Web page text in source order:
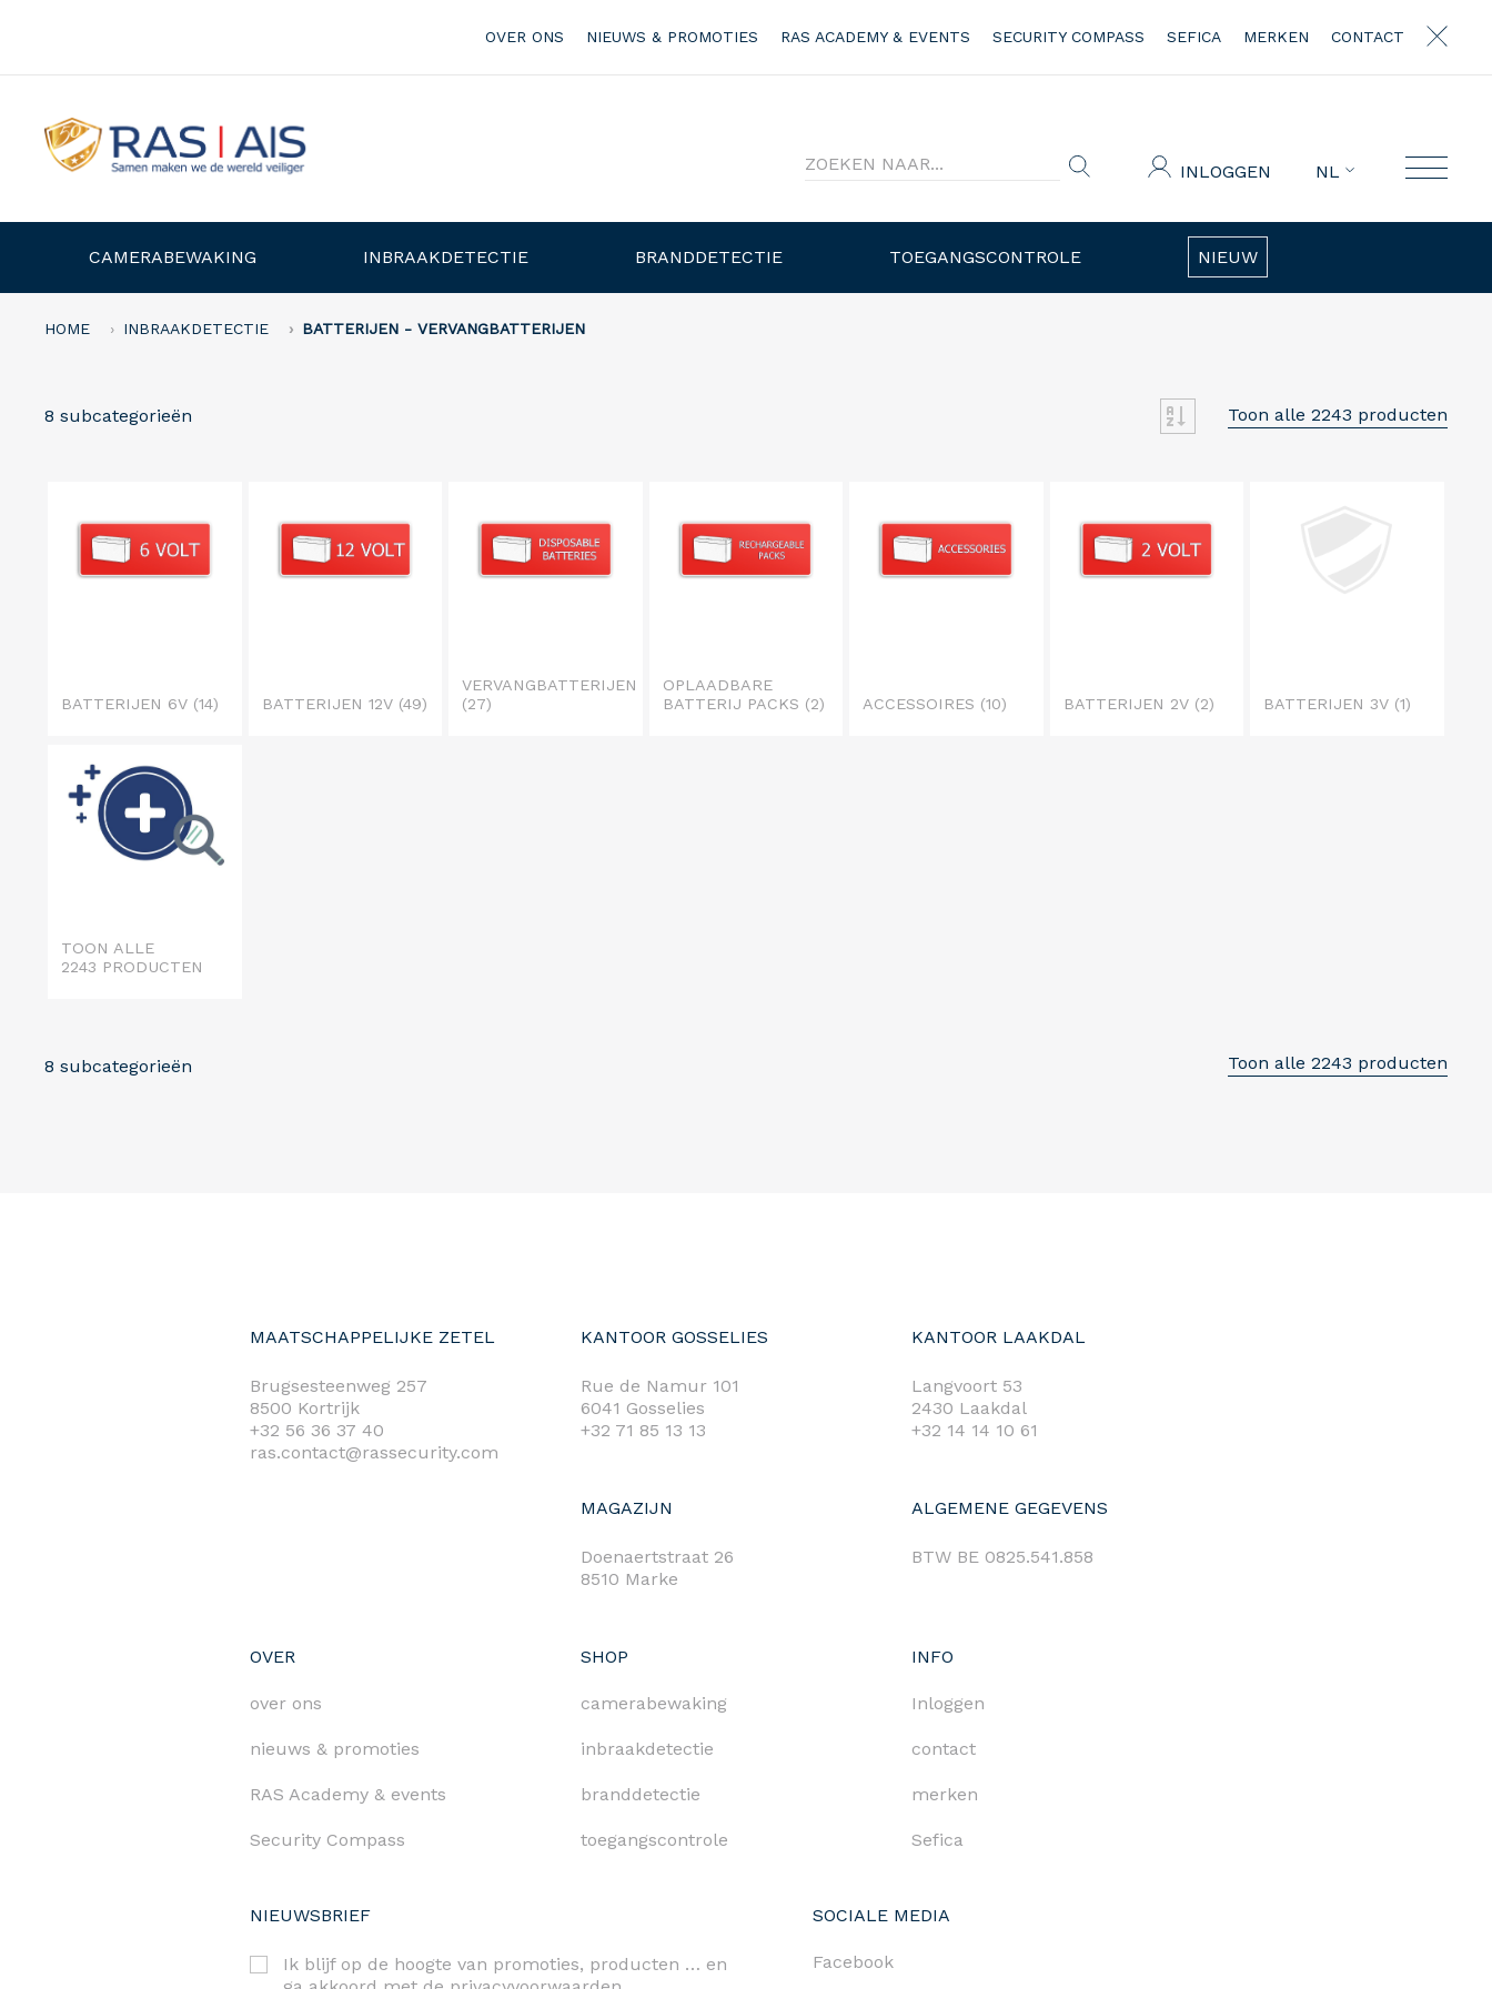
OVER ONS NIEUWS & PROMOTIES RAS ACADEMY & EVENTS SECURITY COMPASS SEFICA MERKEN CONTACT
INLOGGEN NL
CAMERABEWAKING INBRAAKDETECTIE BRANDDETECTIE TOEGANGSCONTROLE NIEUW
HOME INBRAAKDETECTIE BATTERIJEN - VERVANGBATTERIJEN
8 subcategorieën Toon alle 2243 producten
BATTERIJEN 6V (14) BATTERIJEN 12V (49)
VERVANGBATTERIJEN
(27)
OPLAADBARE
BATTERIJ PACKS (2) ACCESSOIRES (10) BATTERIJEN 2V (2) BATTERIJEN 3V (1)
TOON ALLE
2243 PRODUCTEN
8 subcategorieën Toon alle 2243 producten
MAATSCHAPPELIJKE ZETEL
Brugsesteenweg 257
8500 Kortrijk
+32 56 36 37 40
ras.contact@rassecurity.com
KANTOOR GOSSELIES
Rue de Namur 101
6041 Gosselies
+32 71 85 13 13
KANTOOR LAAKDAL
Langvoort 53
2430 Laakdal
+32 14 14 10 61
MAGAZIJN
Doenaertstraat 26
8510 Marke
ALGEMENE GEGEVENS
BTW BE 0825.541.858
OVER
over ons
nieuws & promoties
RAS Academy & events
Security Compass
SHOP
camerabewaking
inbraakdetectie
branddetectie
toegangscontrole
INFO
Inloggen
contact
merken
Sefica
NIEUWSBRIEF
Ik blijf op de hoogte van promoties, producten … en
SOCIALE MEDIA
Facebook